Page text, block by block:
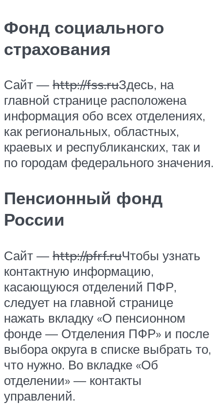
Фонд социального
страхования
Сайт — http://fss.ruЗдесь, на
главной странице расположена
информация обо всех отделениях,
как региональных, областных,
краевых и республиканских, так и
по городам федерального значения.
Пенсионный фонд
России
Сайт — http://pfrf.ruЧтобы узнать
контактную информацию,
касающуюся отделений ПФР,
следует на главной странице
нажать вкладку «О пенсионном
фонде — Отделения ПФР» и после
выбора округа в списке выбрать то,
что нужно. Во вкладке «Об
отделении» — контакты
управлений.